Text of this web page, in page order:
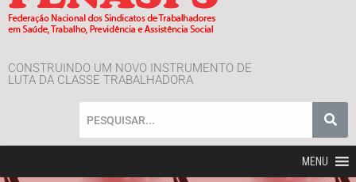
CONSTRUINDO UM NOVO INSTRUMENTO DE
LUTA DA CLASSE TRABALHADORA
MENU